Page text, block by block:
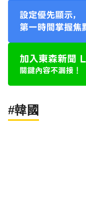
#韓國